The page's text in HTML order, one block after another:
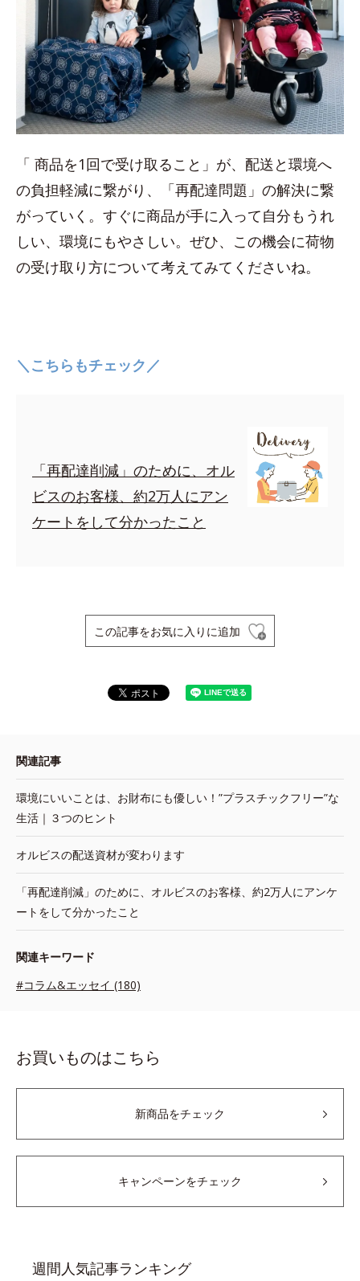
「 商品を1回で受け取ること」が、配送と環境へ
の負担軽減に繋がり、「再配達問題」の解決に繋
がっていく。すぐに商品が手に入って自分もうれ
しい、環境にもやさしい。ぜひ、この機会に荷物
の受け取り方について考えてみてくださいね。
＼こちらもチェック／
「再配達削減」のために、オル
ビスのお客様、約2万人にアン
ケートをして分かったこと
この記事をお気に入りに追加
関連記事
環境にいいことは、お財布にも優しい！”プラスチックフリー”な
生活｜３つのヒント
オルビスの配送資材が変わります
「再配達削減」のために、オルビスのお客様、約2万人にアンケ
ートをして分かったこと
関連キーワード
#コラム&エッセイ (180)
お買いものはこちら
新商品をチェック
キャンペーンをチェック
週間人気記事ランキング